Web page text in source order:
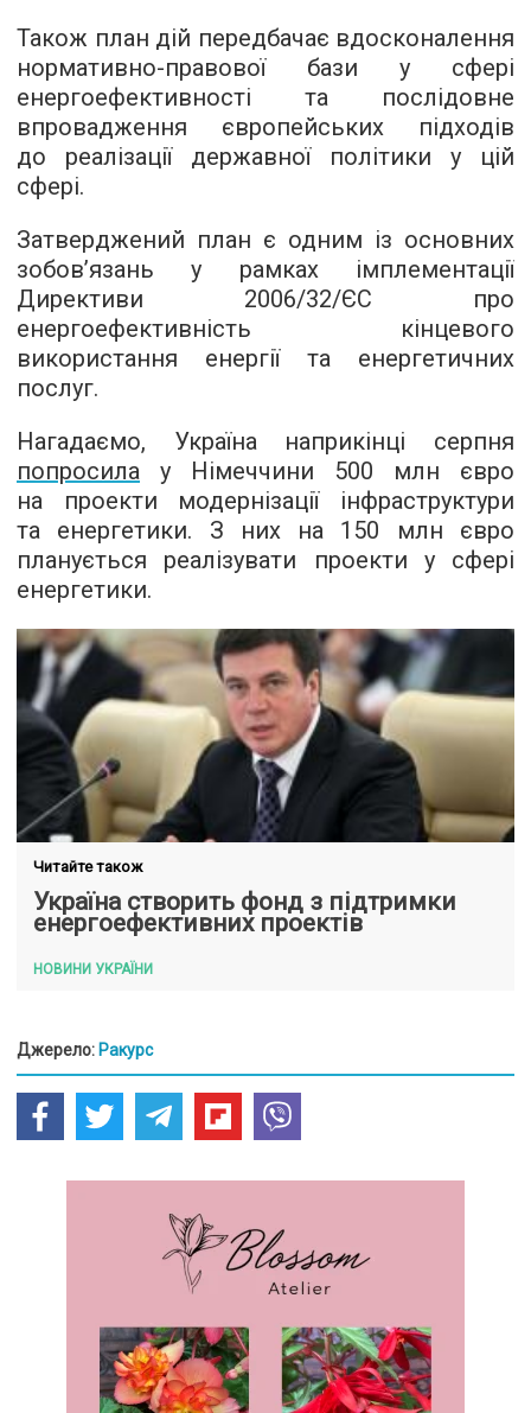
Також план дій передбачає вдосконалення
нормативно-правової бази у сфері
енергоефективності та послідовне
впровадження європейських підходів
до реалізації державної політики у цій
сфері.
Затверджений план є одним із основних
зобов’язань у рамках імплементації
Директиви 2006/32/ЄС про
енергоефективність кінцевого
використання енергії та енергетичних
послуг.
Нагадаємо, Україна наприкінці серпня
попросила у Німеччини 500 млн євро
на проекти модернізації інфраструктури
та енергетики. З них на 150 млн євро
планується реалізувати проекти у сфері
енергетики.
Читайте також
Україна створить фонд з підтримки
енергоефективних проектів
НОВИНИ УКРАЇНИ
Джерело: Ракурс